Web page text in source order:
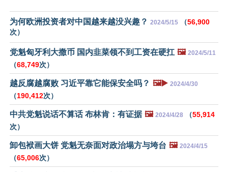
为何欧洲投资者对中国越来越没兴趣？ 2024/5/15 （56,900
次）
党魁匈牙利大撒币 国内韭菜领不到工资在硬扛 🖼️ 2024/5/11
（68,749次）
越反腐越腐败 习近平靠它能保安全吗？ 🖼️▶️ 2024/4/30
（190,412次）
中共党魁说话不算话 布林肯：有证据 🖼️ 2024/4/28 （55,914
次）
卸包袱画大饼 党魁无奈面对政治塌方与垮台 🖼️ 2024/4/15
（65,006次）